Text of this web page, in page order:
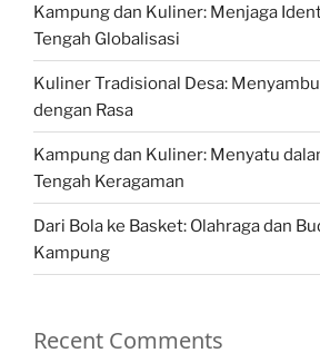
Kampung dan Kuliner: Menjaga
Tengah Globalisasi
Kuliner Tradisional Desa:
dengan Rasa
Kampung dan Kuliner: Menyatu
Tengah Keragaman
Dari Bola ke Basket: Olahraga dan
Kampung
Recent Comments